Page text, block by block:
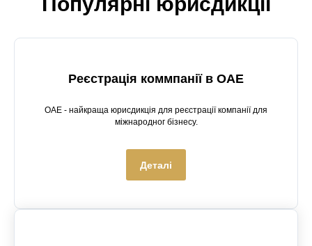
Реєстрація коммпанії в ОАЕ
ОАЕ - найкраща юрисдикція для реєстрації компанії для
міжнародног бізнесу.
Деталі